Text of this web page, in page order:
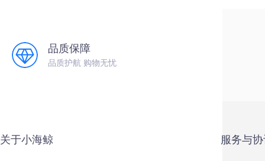
品质保障
品质护航 购物无忧
关于小海鲸 服务与